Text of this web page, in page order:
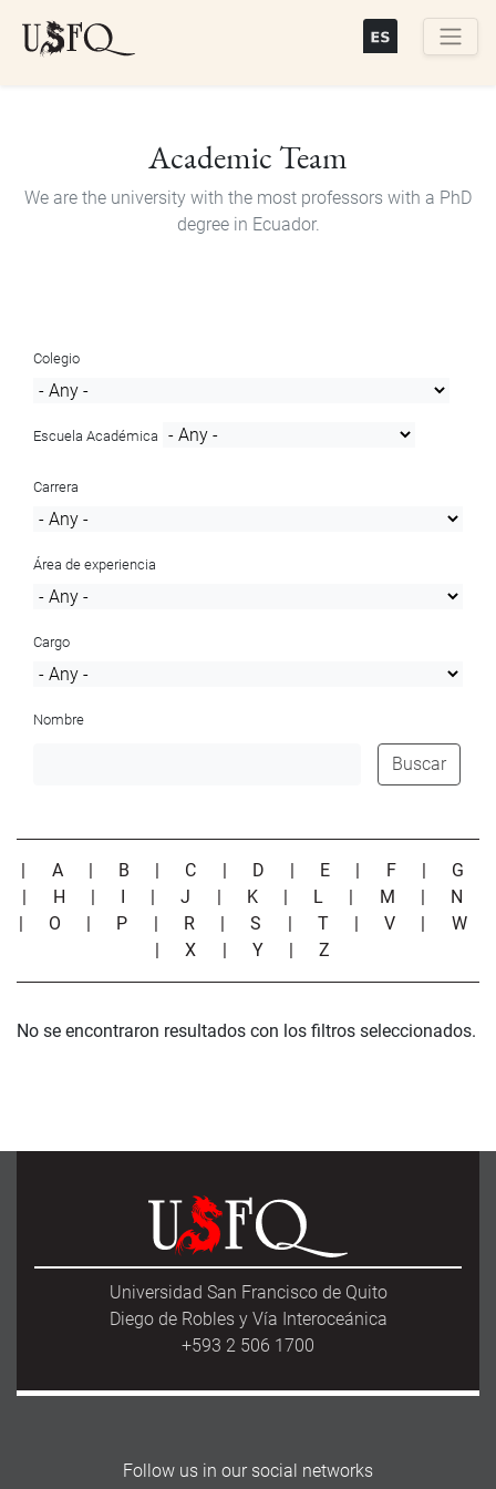
Academic Team
We are the university with the most professors with a PhD
degree in Ecuador.
Colegio
Escuela Académica
Carrera
Área de experiencia
Cargo
Nombre
Buscar
| A | B | C | D | E | F | G
| H | I |J | K | L | M | N
| O | P | R |S | T |V | W
|X | Y |Z
No se encontraron resultados con los filtros seleccionados.
Universidad San Francisco de Quito
Diego de Robles y Vía Interoceánica
+593 2 506 1700
Follow us in our social networks